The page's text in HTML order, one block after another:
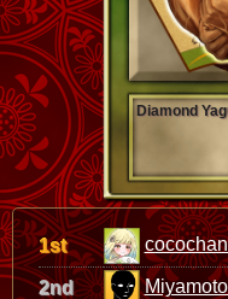
Diamond
1st
2nd